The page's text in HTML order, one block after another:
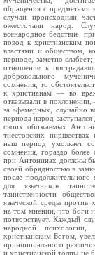
обращения с предметами
случаи происходили
ожесточали народ.
всенародное бедствие,
повод к христианским
властями и обществом,
периоде, заметно
отношение к
добровольного
сомнения, то
к христианам — во
отказывали в
за эфемерных, случайно
периода народ заступался
своих обожаемых
тиестовских
наш период умолкает
сомнения, гораздо более
при Антонинах должны
своей обрядностью в
после
для язычников
таинственности
языческой среды против
на том мнении, что боги
потворствует. Каждый
народной
христианским Богом,
принципиального
и христианской толпы не